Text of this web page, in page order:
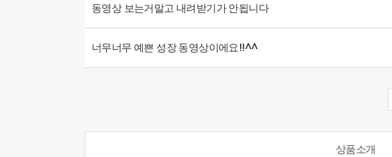
동영상 보는거말고 내려받기가 안됩니다
너무너무 예쁜 성장 동영상이에요!!^^
상품소개